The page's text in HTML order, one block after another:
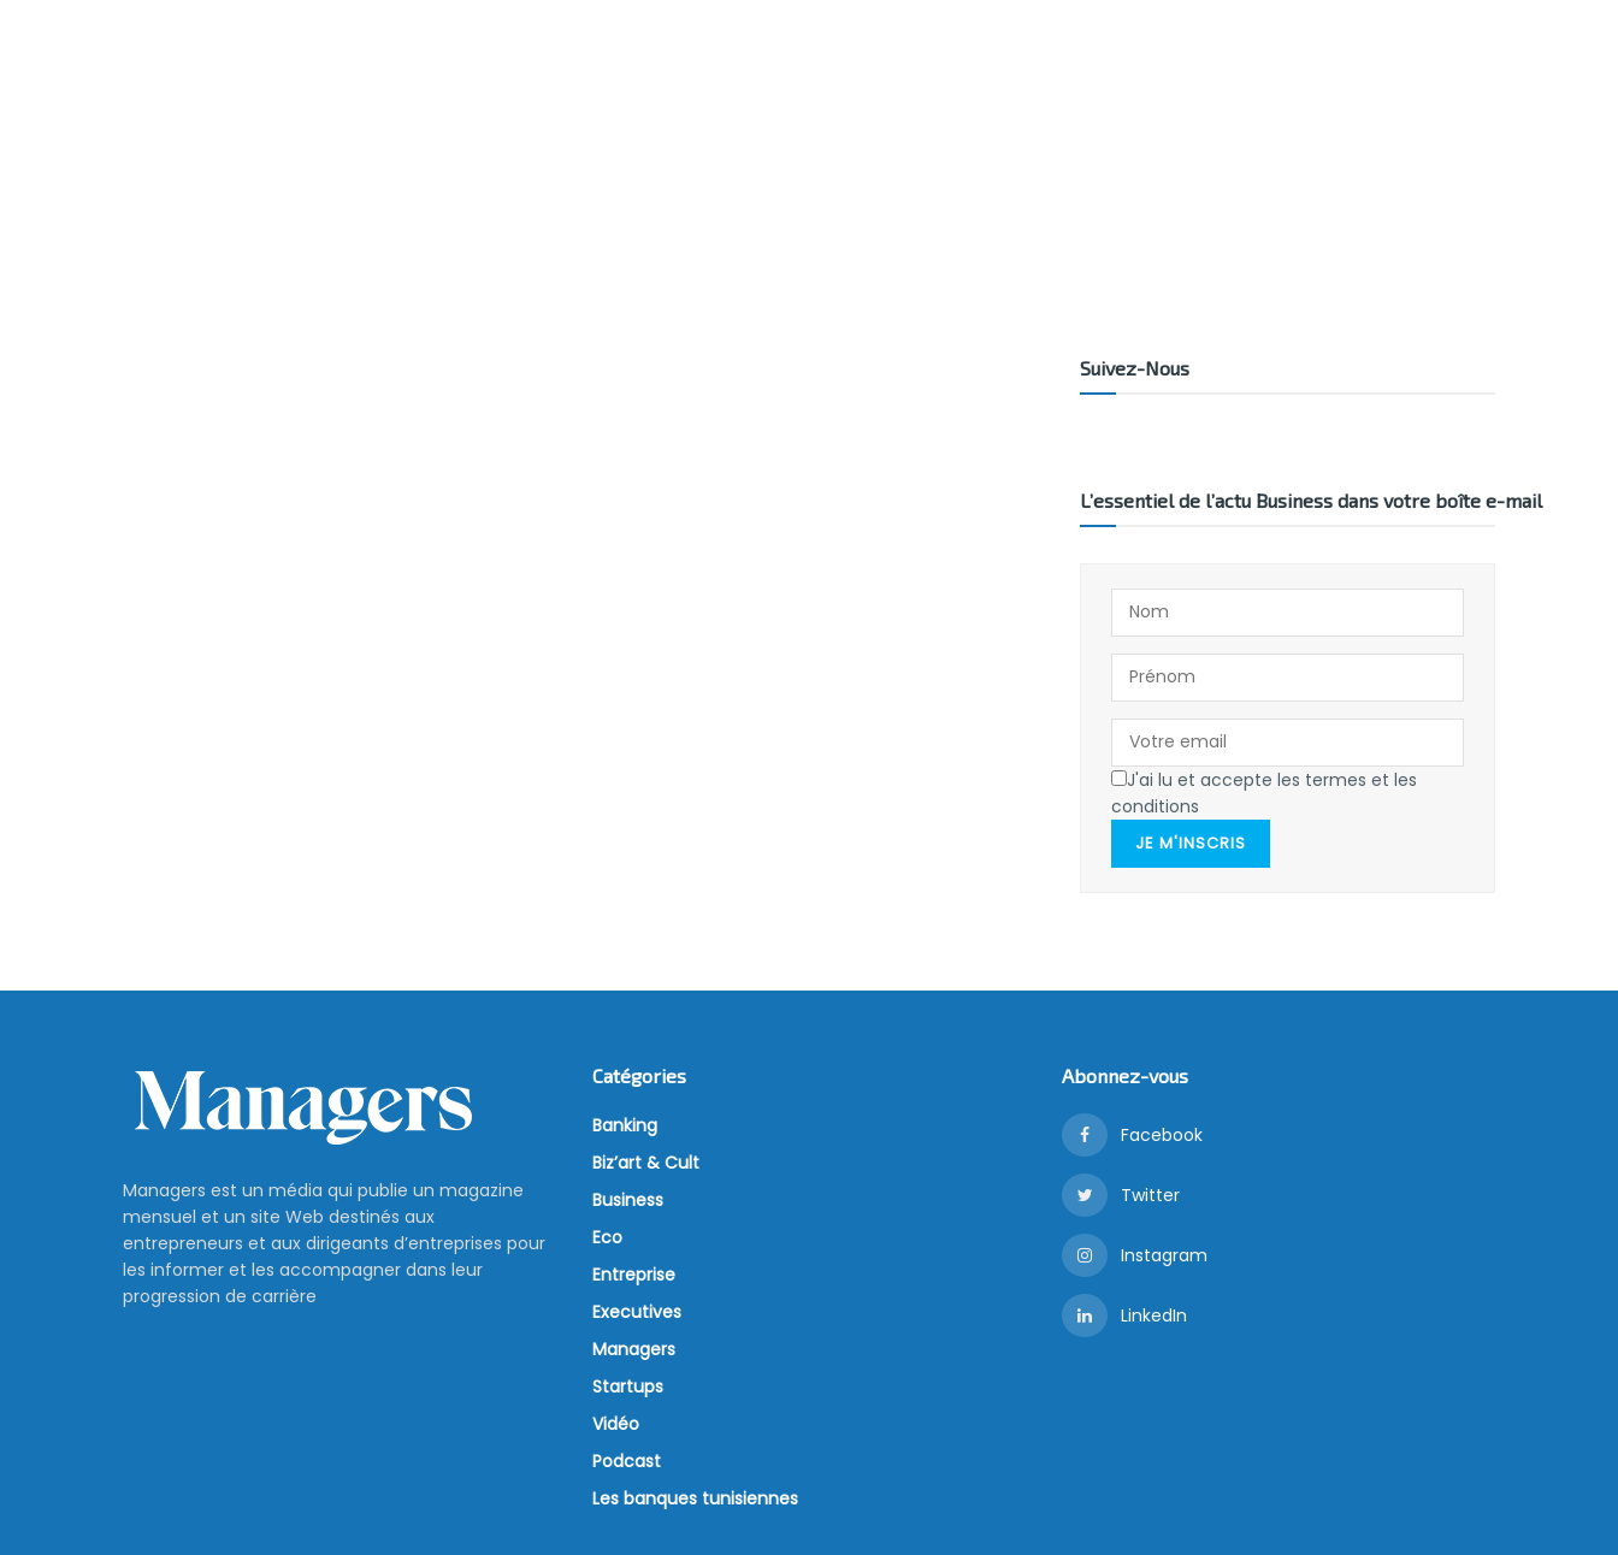
Suivez-Nous
L’essentiel de l’actu Business dans votre boîte e-mail
J'ai lu et accepte les termes et les
conditions
JE M'INSCRIS
Managers est un média qui publie un magazine
mensuel et un site Web destinés aux
entrepreneurs et aux dirigeants d’entreprises pour
les informer et les accompagner dans leur
progression de carrière
Catégories
Banking
Biz’art & Cult
Business
Eco
Entreprise
Executives
Managers
Startups
Vidéo
Podcast
Les banques tunisiennes
Abonnez-vous
Facebook
Twitter
Instagram
LinkedIn